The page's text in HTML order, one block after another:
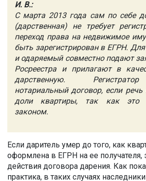
И. В.:
С марта 2013 года сам по себе
(дарственная) не требует
переход права на недвижимое
быть зарегистрирован в ЕГРН. Для
и одаряемый совместно подают
Росреестра и прилагают в
дарственную.
нотариальный договор, если
доли квартиры, так как это
законом.
Если даритель умер до того, как
оформлена в ЕГРН на ее получателя,
действия договора дарения. Как
практика, в таких случаях